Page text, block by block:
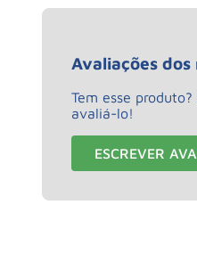
Avaliações dos
Tem esse
avaliá-lo!
ESCREVER